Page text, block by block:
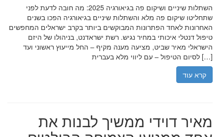
השתלות שיניים ושיקום פה בגיאורגיה 2025: מה חובה לדעת לפני
שתחליטו שיקום פה מלא והשתלות שיניים בגיאורגיה הפכו בשנים
האחרונות לאחד הפתרונות המבוקשים ביותר בקרב ישראלים המחפשים
טיפול דנטלי איכותי במחיר נגיש. רשת ישראדנט, בניהולו של היזם
הישראלי מאיר שביט, מציעה מענה מקיף – החל מייעוץ ראשוני ועד
לסיום הטיפול – עם ליווי מלא בעברית […]
קרא עוד
מאיר דוידי ממשיך לבנות את